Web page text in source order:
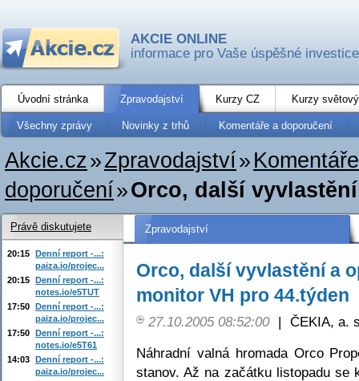
AKCIE ONLINE
informace pro Vaše úspěšné investice
Úvodní stránka Zpravodajství Kurzy CZ Kurzy
Všechny zprávy Novinky z trhů Komentáře a doporučení
Akcie.cz»Zpravodajství»
doporučení»Orco, další
Zpravodajství
Orco, další vyvlastění a
monitor VH pro 44.týden
27.10.2005 08:52:00 | ČEKIA, a.
Náhradní valná hromada Orco
stanov. Až na začátku listopadu se
Právě diskutujete
20:15 Denní report -...:
paiza.io/projec...
20:15 Denní report -...:
notes.io/e5TUT
17:50 Denní report -...:
paiza.io/projec...
17:50 Denní report -...:
notes.io/e5T61
14:03 Denní report -...:
paiza.io/projec...